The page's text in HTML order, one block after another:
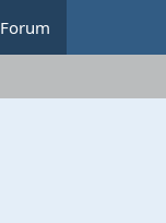
Forum